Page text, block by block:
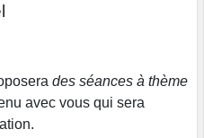
des séances à thème
avec vous qui sera